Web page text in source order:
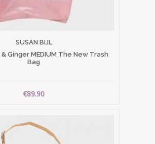
SUSAN BIJL
Ginger MEDIUM The New Trash
Bag
€89.90